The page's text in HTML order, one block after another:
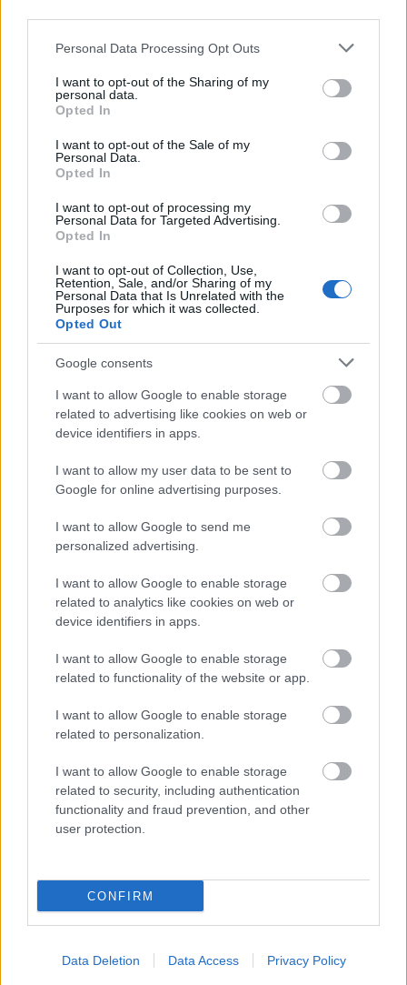
Please note that this website/app uses one or more Google
not limited to your visit or usage behaviour. You may click to
grant or deny consent to Google and its third-party tags to
use your data for below specified purposes in below Google
consent section.
Personal Data Processing Opt Outs
I want to opt-out of the Sharing of my
personal data.
Opted In
I want to opt-out of the Sale of my
Personal Data.
Opted In
I want to opt-out of processing my
Personal Data for Targeted Advertising.
Opted In
I want to opt-out of Collection, Use,
Retention, Sale, and/or Sharing of my
Personal Data that Is Unrelated with the
Purposes for which it was collected.
Opted Out
Google consents
I want to allow Google to enable storage
related to advertising like cookies on web or
device identifiers in apps.
I want to allow my user data to be sent to
Google for online advertising purposes.
I want to allow Google to send me
personalized advertising.
I want to allow Google to enable storage
related to analytics like cookies on web or
device identifiers in apps.
I want to allow Google to enable storage
related to functionality of the website or app.
I want to allow Google to enable storage
related to personalization.
I want to allow Google to enable storage
related to security, including authentication
functionality and fraud prevention, and other
user protection.
CONFIRM
Data Deletion Data Access Privacy Policy
+ 8
Megosztás
Küldés
Itt állíthatod be, hogy a Google